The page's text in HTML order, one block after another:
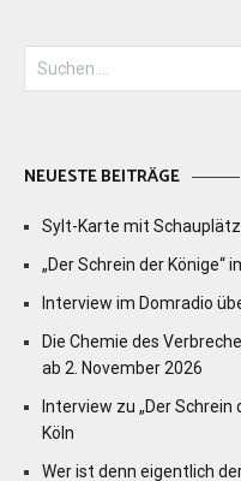
Suchen
nach:
NEUESTE BEITRÄGE
Sylt-Karte mit
„Der Schrein der Könige“
Interview im Domradio
Die Chemie des
ab 2. November 2026
Interview zu „Der Schrein
Köln
Wer ist denn eigentlich